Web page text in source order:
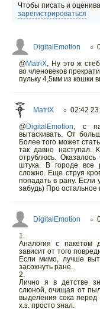
Чтобы писать и
зарегистрироваться
DigitalEmotion ○
@MatriX
Ну это ж
во членовеков
пульку 4,5мм из кошки
MatriX ○ 02:42
@DigitalEmotion
с
вытаскивать. От
Более того может
так давно наступал.
отрублюсь.
штука. В городе все
сложно. Еще струя
попадать в рану. Если
забудь) Про остальное
DigitalEmotion ○
1.
Аналогия с пакетом
зависит от того
Если мимо, лучше
засохнуть ране.
2.
Лично я в детстве
слюной, очищая от
выделения сока
х.з. просто знал.